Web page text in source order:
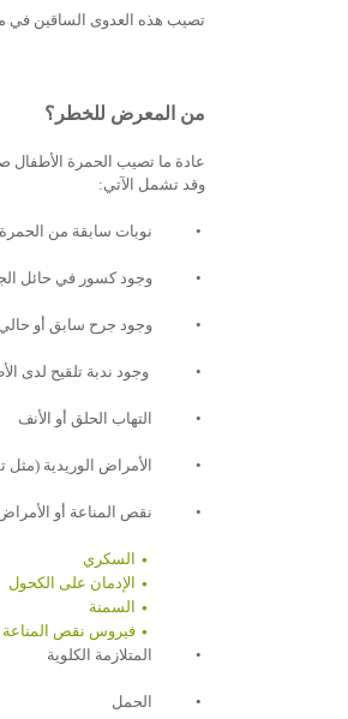
تصيب هذه العدوى الساقين في
من المعرض للخطر؟
عادة ما تصيب الحمرة الأطفال
وقد تشمل الآتي:
• نوبات سابقة من الحمرة
• وجود كسور في حائل الجلد
• وجود جرح سابق أو حالي
• وجود ندبة تلقيح لدى
• التهاب الحلق أو الأنف
• الأمراض الوريدية (مثل
• نقص المناعة أو الأمراض
السكري
الإدمان على الكحول
السمنة
فيروس نقص المناعة
• المتلازمة الكلوية
• الحمل